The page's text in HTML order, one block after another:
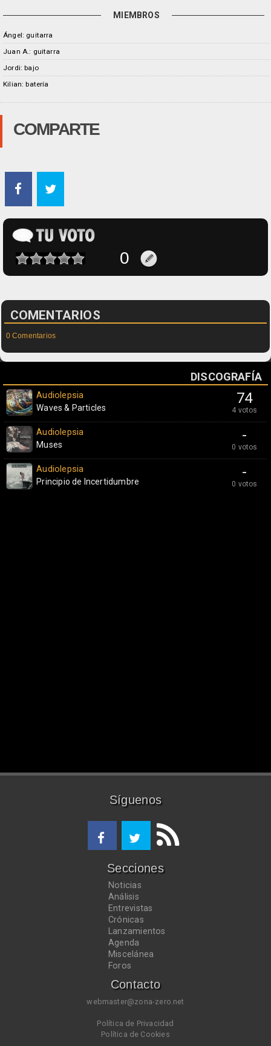
MIEMBROS
Ángel: guitarra
Juan A.: guitarra
Jordi: bajo
Kilian: batería
COMPARTE
COMENTARIOS
0 Comentarios
DISCOGRAFÍA
74
4 votos
Audiolepsia
Waves & Particles
-
0 votos
Audiolepsia
Muses
-
0 votos
Audiolepsia
Principio de Incertidumbre
Síguenos
Secciones
Noticias
Análisis
Entrevistas
Crónicas
Lanzamientos
Agenda
Miscelánea
Foros
Contacto
webmaster@zona-zero.net
Política de Privacidad
Política de Cookies